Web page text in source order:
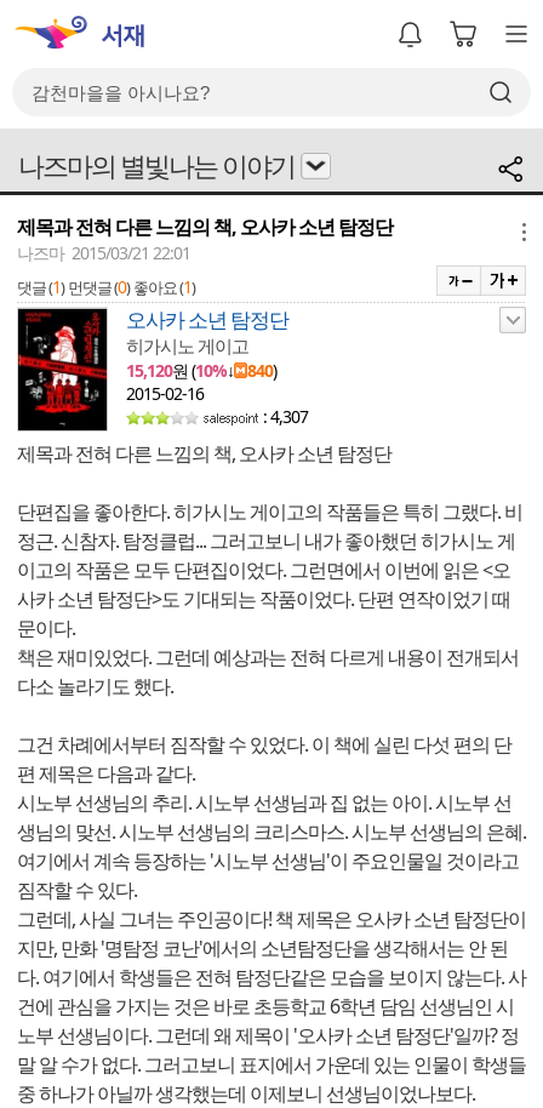
나즈마의 별빛나는 이야기
제목과 전혀 다른 느낌의 책, 오사카 소년 탐정단
나즈마 2015/03/21 22:01
댓글 (1) 먼댓글 (0) 좋아요 (1)
오사카 소년 탐정단
히가시노 게이고
15,120원 (10%↓ 840)
2015-02-16
: 4,307
제목과 전혀 다른 느낌의 책, 오사카 소년 탐정단
단편집을 좋아한다. 히가시노 게이고의 작품들은 특히 그랬다. 비
정근. 신참자. 탐정클럽... 그러고보니 내가 좋아했던 히가시노 게
이고의 작품은 모두 단편집이었다. 그런면에서 이번에 읽은 <오
사카 소년 탐정단>도 기대되는 작품이었다. 단편 연작이었기 때
문이다.
책은 재미있었다. 그런데 예상과는 전혀 다르게 내용이 전개되서
다소 놀라기도 했다.
그건 차례에서부터 짐작할 수 있었다. 이 책에 실린 다섯 편의 단
편 제목은 다음과 같다.
시노부 선생님의 추리. 시노부 선생님과 집 없는 아이. 시노부 선
생님의 맞선. 시노부 선생님의 크리스마스. 시노부 선생님의 은혜.
여기에서 계속 등장하는 '시노부 선생님'이 주요인물일 것이라고
짐작할 수 있다.
그런데, 사실 그녀는 주인공이다! 책 제목은 오사카 소년 탐정단이
지만, 만화 '명탐정 코난'에서의 소년탐정단을 생각해서는 안 된
다. 여기에서 학생들은 전혀 탐정단같은 모습을 보이지 않는다. 사
건에 관심을 가지는 것은 바로 초등학교 6학년 담임 선생님인 시
노부 선생님이다. 그런데 왜 제목이 '오사카 소년 탐정단'일까? 정
말 알 수가 없다. 그러고보니 표지에서 가운데 있는 인물이 학생들
중 하나가 아닐까 생각했는데 이제보니 선생님이었나보다.